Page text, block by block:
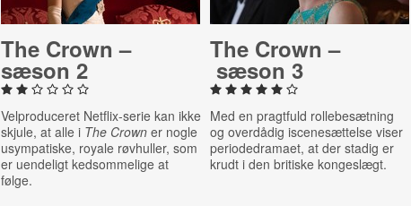
The Crown –
sæson 2
Velproduceret Netflix-serie kan ikke
skjule, at alle i The Crown er nogle
usympatiske, royale røvhuller, som
er uendeligt kedsommelige at
følge.
The Crown –
sæson 3
Med en pragtfuld rollebesætning
og overdådig iscenesættelse viser
periodedramaet, at der stadig er
krudt i den britiske kongeslægt.